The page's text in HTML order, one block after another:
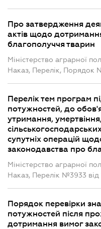
Про затвердження
актів щодо
благополуччя тварин
Міністерство аграрної
Наказ, Перелік, Порядок
Перелік тем програм
потужностей, до
утримання,
супутніх операцій
законодавства про
Міністерство аграрної
Наказ, Перелік №3933 від
Порядок перевірки
потужностей після
дотримання вимог